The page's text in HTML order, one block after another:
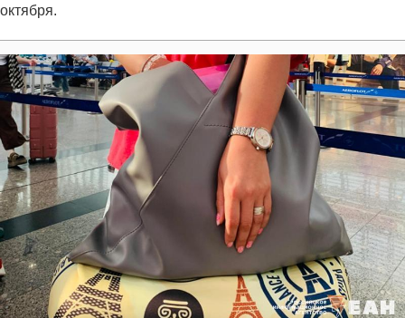
октября.